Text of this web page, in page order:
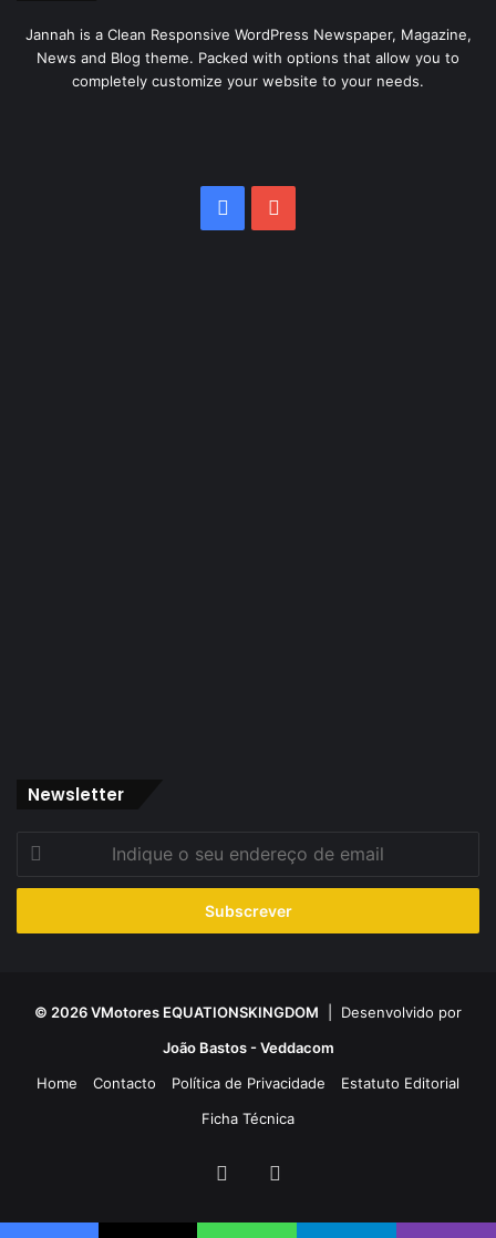
Jannah is a Clean Responsive WordPress Newspaper, Magazine,
News and Blog theme. Packed with options that allow you to
completely customize your website to your needs.
Facebook
Newsletter
seu
de
© 2026 VMotores EQUATIONSKINGDOM | Desenvolvido por
João Bastos - Veddacom
Home
Contacto Política de Privacidade
Estatuto Editorial
Ficha Técnica
Facebook